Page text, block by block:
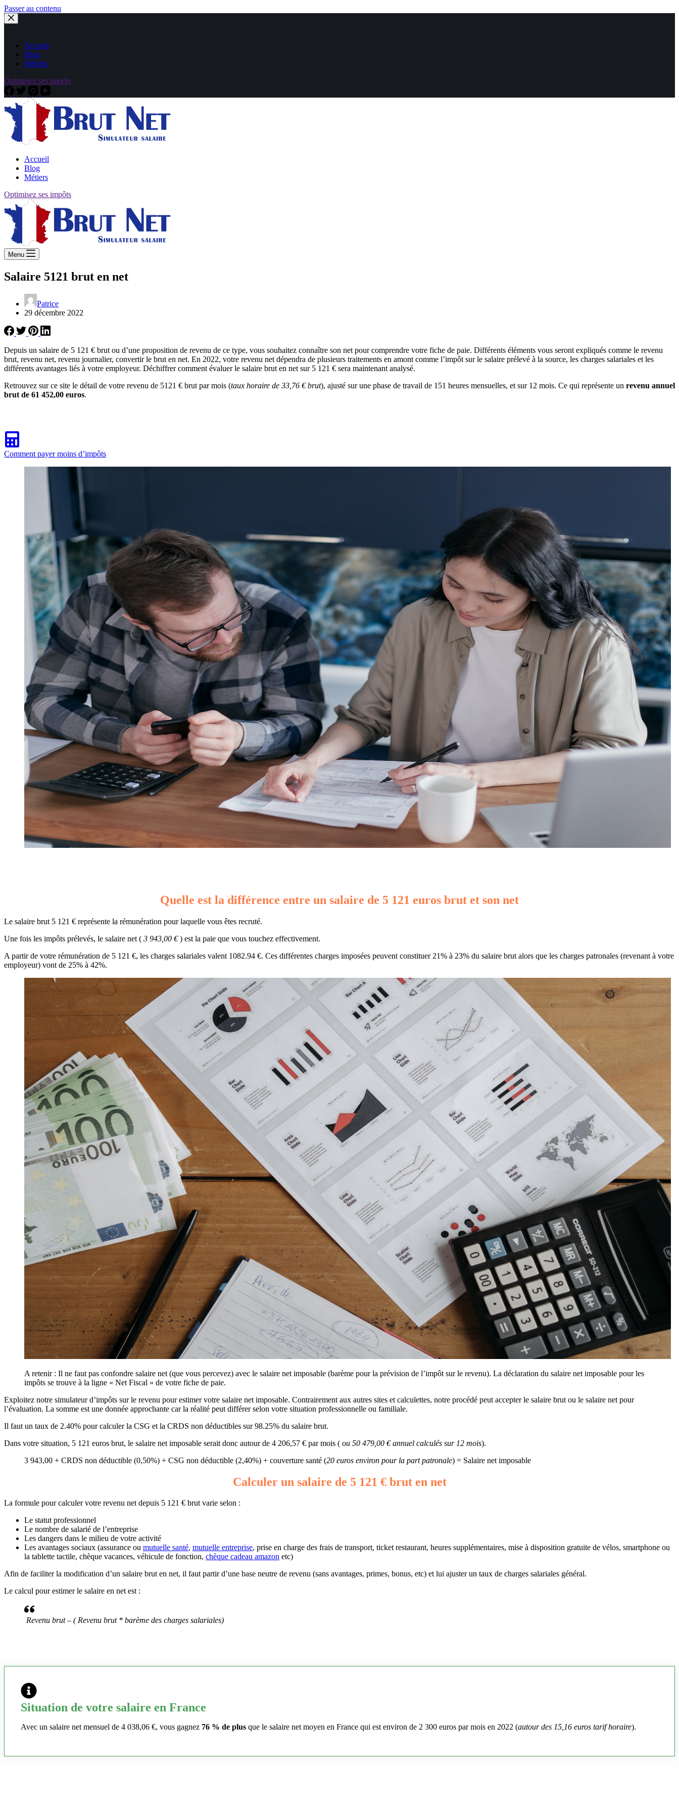
Passer au contenu
Accueil
Blog
Métiers
Optimisez ses impôts
Accueil
Blog
Métiers
Optimisez ses impôts
Menu
Salaire 5121 brut en net
Patrice
29 décembre 2022
Depuis un salaire de 5 121 € brut ou d’une proposition de revenu de ce type, vous souhaitez connaître son net pour comprendre votre fiche de paie. Différents éléments vous seront expliqués comme le revenu
brut, revenu net, revenu journalier, convertir le brut en net. En 2022, votre revenu net dépendra de plusieurs traitements en amont comme l’impôt sur le salaire prélevé à la source, les charges salariales et les
différents avantages liés à votre employeur. Déchiffrer comment évaluer le salaire brut en net sur 5 121 € sera maintenant analysé.
Retrouvez sur ce site le détail de votre revenu de 5121 € brut par mois (taux horaire de 33,76 € brut), ajusté sur une phase de travail de 151 heures mensuelles, et sur 12 mois. Ce qui représente un revenu annuel
brut de 61 452,00 euros.
Comment payer moins d’impôts
Quelle est la différence entre un salaire de 5 121 euros brut et son net
Le salaire brut 5 121 € représente la rémunération pour laquelle vous êtes recruté.
Une fois les impôts prélevés, le salaire net ( 3 943,00 €) est la paie que vous touchez effectivement.
A partir de votre rémunération de 5 121 €, les charges salariales valent 1082.94 €. Ces différentes charges imposées peuvent constituer 21% à 23% du salaire brut alors que les charges patronales (revenant à votre
employeur) vont de 25% à 42%.
A retenir : Il ne faut pas confondre salaire net (que vous percevez) avec le salaire net imposable (barème pour la prévision de l’impôt sur le revenu). La déclaration du salaire net imposable pour les
impôts se trouve à la ligne « Net Fiscal » de votre fiche de paie.
Exploitez notre simulateur d’impôts sur le revenu pour estimer votre salaire net imposable. Contrairement aux autres sites et calculettes, notre procédé peut accepter le salaire brut ou le salaire net pour
l’évaluation. La somme est une donnée approchante car la réalité peut différer selon votre situation professionnelle ou familiale.
Il faut un taux de 2.40% pour calculer la CSG et la CRDS non déductibles sur 98.25% du salaire brut.
Dans votre situation, 5 121 euros brut, le salaire net imposable serait donc autour de 4 206,57 € par mois ( ou 50 479,00 € annuel calculés sur 12 mois).
3 943,00 + CRDS non déductible (0,50%) + CSG non déductible (2,40%) + couverture santé (20 euros environ pour la part patronale) = Salaire net imposable
Calculer un salaire de 5 121 € brut en net
La formule pour calculer votre revenu net depuis 5 121 € brut varie selon :
Le statut professionnel
Le nombre de salarié de l’entreprise
Les dangers dans le milieu de votre activité
Les avantages sociaux (assurance ou mutuelle santé, mutuelle entreprise, prise en charge des frais de transport, ticket restaurant, heures supplémentaires, mise à disposition gratuite de vélos, smartphone ou
la tablette tactile, chèque vacances, véhicule de fonction, chèque cadeau amazon etc)
Afin de faciliter la modification d’un salaire brut en net, il faut partir d’une base neutre de revenu (sans avantages, primes, bonus, etc) et lui ajuster un taux de charges salariales général.
Le calcul pour estimer le salaire en net est :
Revenu brut – ( Revenu brut * barème des charges salariales)
Situation de votre salaire en France
Avec un salaire net mensuel de 4 038,06 €, vous gagnez 76 % de plus que le salaire net moyen en France qui est environ de 2 300 euros par mois en 2022 (autour des 15,16 euros tarif horaire).